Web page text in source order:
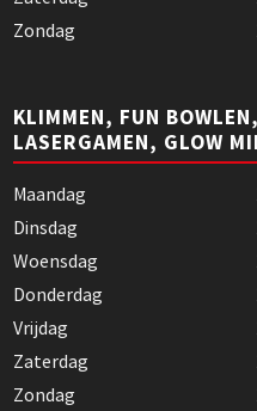
Zondag
KLIMMEN, FUN
LASERGAMEN, GLOW
Maandag
Dinsdag
Woensdag
Donderdag
Vrijdag
Zaterdag
Zondag